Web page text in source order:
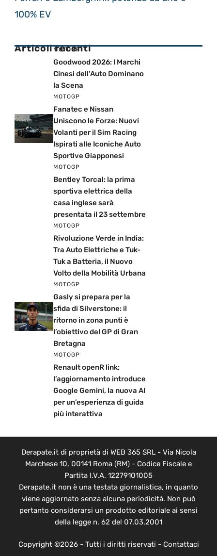
100% EV
Articoli recenti
MOTOGP
Goodwood 2026: I Marchi
Cinesi dell’Auto Dominano
la Scena
MOTOGP
Fanatec e Nissan
Uniscono le Forze: Nuovi
Volanti per il Sim Racing
Ispirati alle Iconiche Auto
Sportive Giapponesi
MOTOGP
Bentley Torcal: la prima
sportiva elettrica della
casa inglese sarà
presentata il 23 settembre
MOTOGP
Rivoluzione Verde in India:
Tra Auto Elettriche e Tuk-
Tuk a Batteria, il Nuovo
Volto della Mobilità Urbana
MOTOGP
Gasly si prepara per la
sfida di Silverstone: il
ritorno in zona punti è
l’obiettivo del GP di Gran
Bretagna
MOTOGP
Renault openR link:
l’aggiornamento introduce
Google Gemini, la nuova AI
per un’esperienza di guida
più interattiva
Derapate.it di proprietà di WEB 365 SRL - Via Nicola
Marchese 10, 00141 Roma (RM) - Codice Fiscale e
Partita I.V.A. 12279101005
Derapate.it non è una testata giornalistica, in quanto
viene aggiornato senza alcuna periodicità. Non può
pertanto considerarsi un prodotto editoriale ai sensi
della legge n. 62 del 07.03.2001
Copyright ©2026 - Tutti i diritti riservati - Contattaci